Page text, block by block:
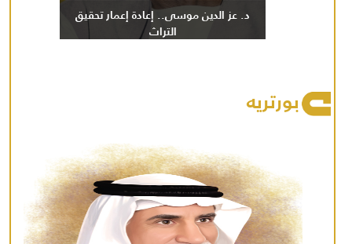
د. عز الدين موسى.. إعادة إعمار تحقيق
التراث
بورتريه